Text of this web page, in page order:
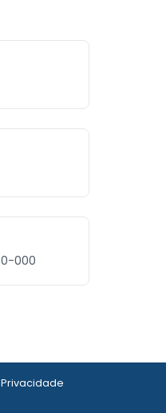
000